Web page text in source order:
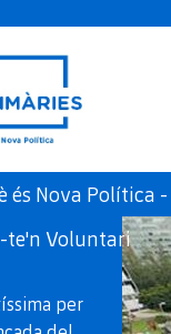
és Nova
te'n Voluntari
per